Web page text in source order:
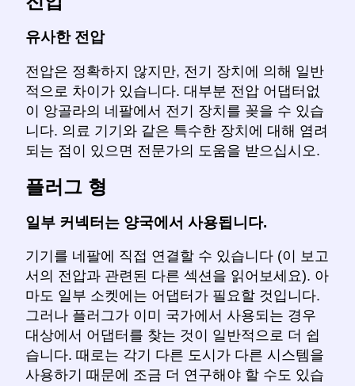
유사한 전압
전압은 정확하지 않지만, 전기 장치에 의해 일반
적으로 차이가 있습니다. 대부분 전압 어댑터없
이 앙골라의 네팔에서 전기 장치를 꽂을 수 있습
니다. 의료 기기와 같은 특수한 장치에 대해 염려
되는 점이 있으면 전문가의 도움을 받으십시오.
플러그 형
일부 커넥터는 양국에서 사용됩니다.
기기를 네팔에 직접 연결할 수 있습니다 (이 보고
서의 전압과 관련된 다른 섹션을 읽어보세요). 아
마도 일부 소켓에는 어댑터가 필요할 것입니다.
그러나 플러그가 이미 국가에서 사용되는 경우
대상에서 어댑터를 찾는 것이 일반적으로 더 쉽
습니다. 때로는 각기 다른 도시가 다른 시스템을
사용하기 때문에 조금 더 연구해야 할 수도 있습